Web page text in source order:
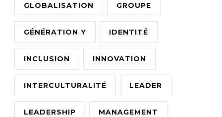
GLOBALISATION GROUPE
GÉNÉRATION Y IDENTITÉ
INCLUSION INNOVATION
INTERCULTURALITÉ LEADER
LEADERSHIP MANAGEMENT